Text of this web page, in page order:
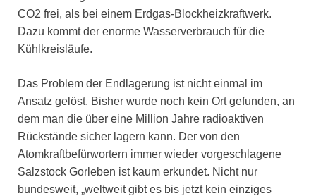
CO2 frei, als bei einem Erdgas-Blockheizkraftwerk.
Dazu kommt der enorme Wasserverbrauch für die
Kühlkreisläufe.
Das Problem der Endlagerung ist nicht einmal im
Ansatz gelöst. Bisher wurde noch kein Ort gefunden, an
dem man die über eine Million Jahre radioaktiven
Rückstände sicher lagern kann. Der von den
Atomkraftbefürwortern immer wieder vorgeschlagene
Salzstock Gorleben ist kaum erkundet. Nicht nur
bundesweit, „weltweit gibt es bis jetzt kein einziges